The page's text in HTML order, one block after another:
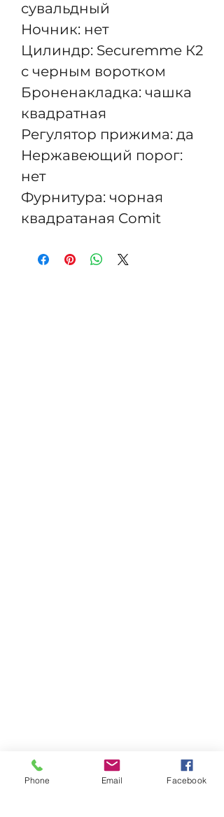
сувальдный
Ночник: нет
Цилиндр: Securemme К2
с черным воротком
Броненакладка: чашка
квадратная
Регулятор прижима: да
Нержавеющий порог:
нет
Фурнитура: чорная
квадратаная Comit
Phone Email Facebook